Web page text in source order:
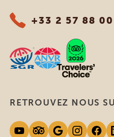
+33 2 57 88
RETROUVEZ NOUS